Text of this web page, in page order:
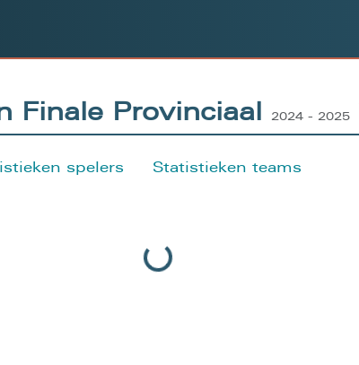
Finale Provinciaal 2024 - 2025
spelers Statistieken teams